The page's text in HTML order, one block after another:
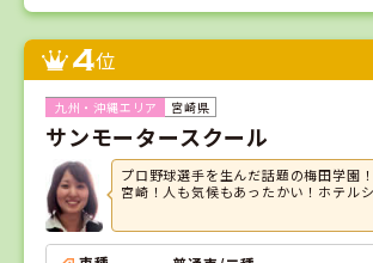
4位
宮崎県
サンモータースクール
プロ野球選手を生んだ話題の梅田学園
宮崎！人も気候もあったかい！ホテル